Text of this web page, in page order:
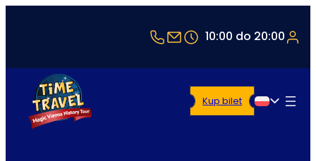
+43 1 5321514
office@timetravel-
10:00 do 20:00
Polski
Kup bilet